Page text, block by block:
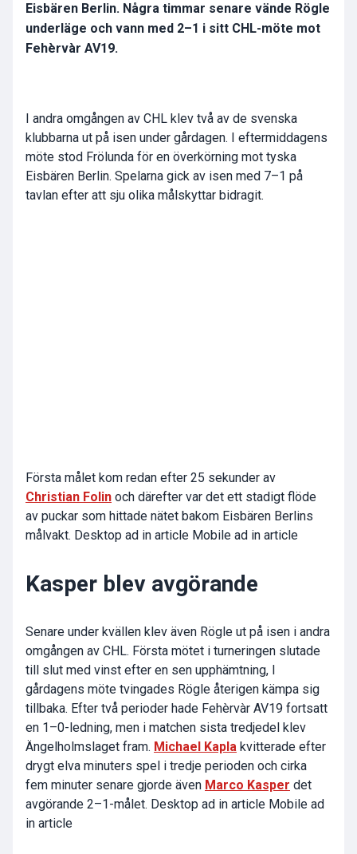
Eisbären Berlin. Några timmar senare vände Rögle
underläge och vann med 2–1 i sitt CHL-möte mot
Fehèrvàr AV19.
I andra omgången av CHL klev två av de svenska
klubbarna ut på isen under gårdagen. I eftermiddagens
möte stod Frölunda för en överkörning mot tyska
Eisbären Berlin. Spelarna gick av isen med 7–1 på
tavlan efter att sju olika målskyttar bidragit.
Första målet kom redan efter 25 sekunder av
Christian Folin och därefter var det ett stadigt flöde
av puckar som hittade nätet bakom Eisbären Berlins
målvakt. Desktop ad in article Mobile ad in article
Kasper blev avgörande
Senare under kvällen klev även Rögle ut på isen i andra
omgången av CHL. Första mötet i turneringen slutade
till slut med vinst efter en sen upphämtning, I
gårdagens möte tvingades Rögle återigen kämpa sig
tillbaka. Efter två perioder hade Fehèrvàr AV19 fortsatt
en 1–0-ledning, men i matchen sista tredjedel klev
Ängelholmslaget fram. Michael Kapla kvitterade efter
drygt elva minuters spel i tredje perioden och cirka
fem minuter senare gjorde även Marco Kasper det
avgörande 2–1-målet. Desktop ad in article Mobile ad
in article